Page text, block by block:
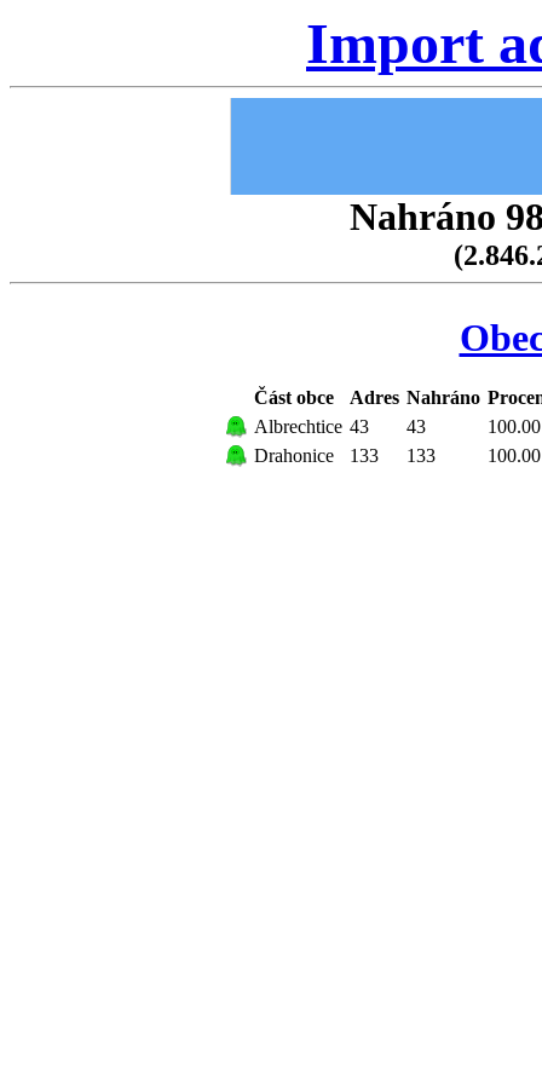
Import
Nahráno
Část obce Adres Nahráno
Albrechtice 43 43
100.00
Drahonice
133 133 100.00